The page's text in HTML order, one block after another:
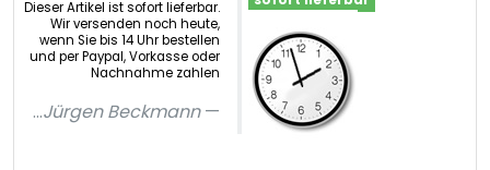
Dieser Artikel ist sofort lieferbar.
Wir versenden noch heute,
wenn Sie bis 14 Uhr bestellen
und per Paypal, Vorkasse oder
Nachnahme zahlen
...Jürgen Beckmann